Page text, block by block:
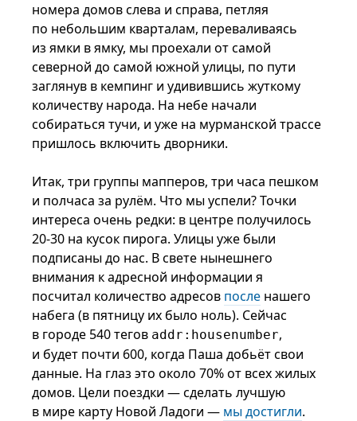
номера домов слева и справа, петляя
по небольшим кварталам, переваливаясь
из ямки в ямку, мы проехали от самой
северной до самой южной улицы, по пути
заглянув в кемпинг и удивившись жуткому
количеству народа. На небе начали
собираться тучи, и уже на мурманской трассе
пришлось включить дворники.
Итак, три группы мапперов, три часа пешком
и полчаса за рулём. Что мы успели? Точки
интереса очень редки: в центре получилось
20-30 на кусок пирога. Улицы уже были
подписаны до нас. В свете нынешнего
внимания к адресной информации я
посчитал количество адресов после нашего
набега (в пятницу их было ноль). Сейчас
в городе 540 тегов addr:housenumber,
и будет почти 600, когда Паша добьёт свои
данные. На глаз это около 70% от всех жилых
домов. Цели поездки — сделать лучшую
в мире карту Новой Ладоги — мы достигли.